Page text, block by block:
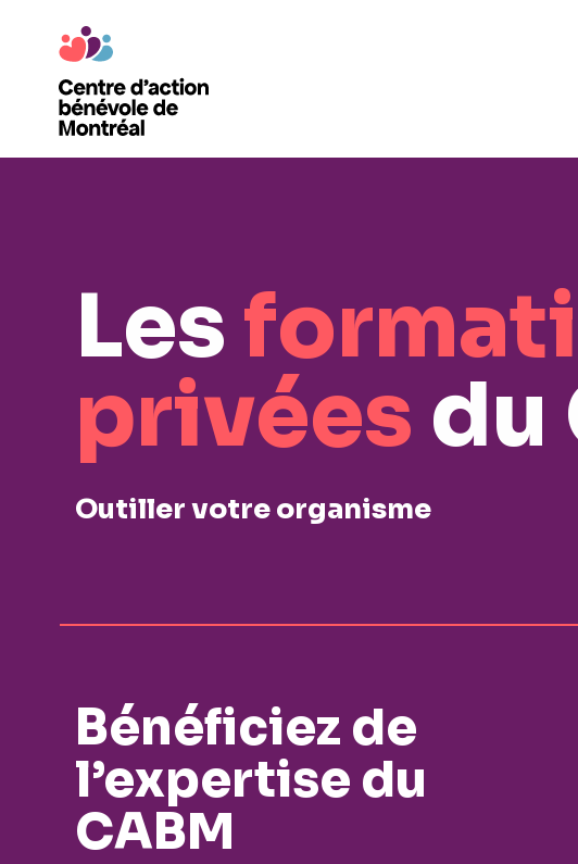
Les
privées du
Outiller votre organisme
Bénéficiez de
l’expertise du
CABM